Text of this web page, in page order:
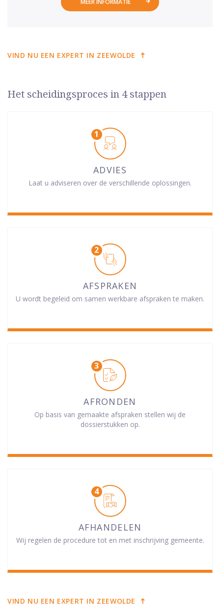
VIND NU EEN EXPERT IN ZEEWOLDE
Het scheidingsproces in 4 stappen
ADVIES
Laat u adviseren over de verschillende oplossingen.
AFSPRAKEN
U wordt begeleid om samen werkbare afspraken te maken.
AFRONDEN
Op basis van gemaakte afspraken stellen wij de
dossierstukken op.
AFHANDELEN
Wij regelen de procedure tot en met inschrijving gemeente.
VIND NU EEN EXPERT IN ZEEWOLDE